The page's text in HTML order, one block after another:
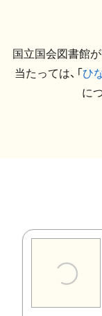
国立国会図書館
当たっては、「ひ
に